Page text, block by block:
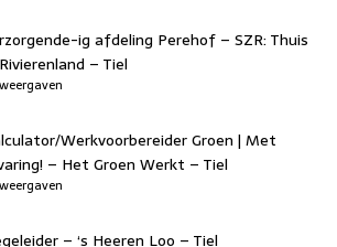
ig afdeling Perehof – SZR: Thuis
– Tiel
Werkvoorbereider Groen | Met
– Het Groen Werkt – Tiel
– ‘s Heeren Loo – Tiel